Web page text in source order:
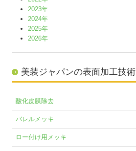
2023年
2024年
2025年
2026年
美装ジャパンの表面加工技術
酸化皮膜除去
バレルメッキ
ロー付け用メッキ